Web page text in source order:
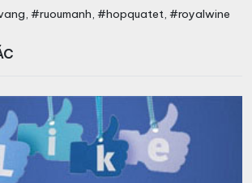
#ruoumanh, #hopquatet, #royalwine